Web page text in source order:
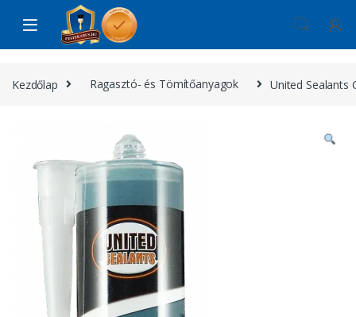
Skip to navigation
Skip to content
Kezdőlap Ragasztó- és Tömítőanyagok United Sealants